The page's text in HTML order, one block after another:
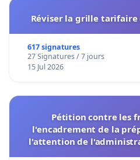
Réviser la grille tarifaire
617 signatures
27 Signatures / 7 jours
15 Jul 2026
Pétition contre les
l'encadrement de la
l'attention de